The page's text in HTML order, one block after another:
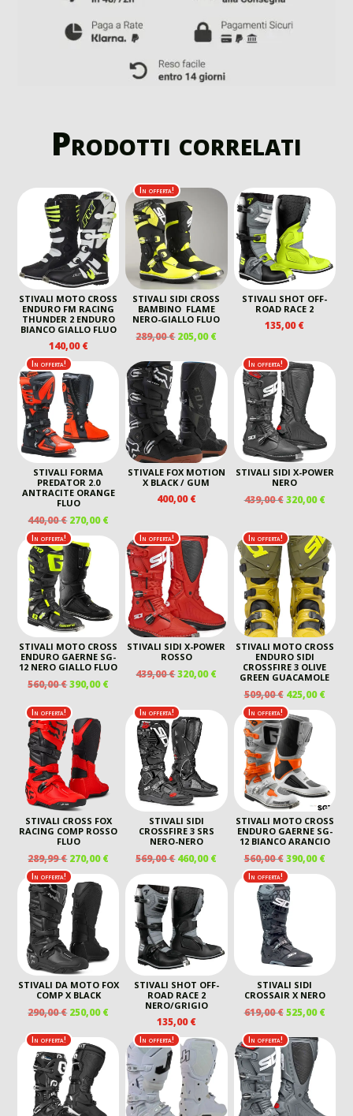
Prodotti correlati
STIVALI MOTO CROSS
ENDURO FM RACING
THUNDER 2 ENDURO
BIANCO GIALLO FLUO
140,00€
In offerta!
STIVALI SIDI CROSS
BAMBINO FLAME
NERO-GIALLO FLUO
289,00€ IL
ORIGINALE
ERA:
289,00 €.
205,00€IL
ATTUALE
È:
205,00 €.
STIVALI SHOT OFF-
ROAD RACE 2
135,00€
In offerta!
STIVALI FORMA
PREDATOR 2.0
ANTRACITE ORANGE
FLUO
440,00€ IL
PREZZO
ORIGINALE
ERA:
440,00 €.
270,00€IL
PREZZO
ATTUALE
270,00 €.
STIVALE FOX MOTION
X BLACK / GUM
400,00€
In offerta!
STIVALI SIDI X-POWER
NERO
439,00€ IL
ERA:
439,00 €.
320,00€IL
È:
In offerta!
STIVALI MOTO CROSS
ENDURO GAERNE SG-
12 NERO GIALLO FLUO
560,00€IL
ORIGINALE
ERA:
560,00 €.
390,00€IL
ATTUALE
390,00 €.
In offerta!
STIVALI SIDI X-POWER
ROSSO
439,00€IL
ERA:
439,00 €.
320,00€IL
ATTUALE
È:
320,00 €.
In offerta!
STIVALI MOTO CROSS
ENDURO SIDI
CROSSFIRE 3 OLIVE
GREEN GUACAMOLE
509,00€ IL
PREZZO
ORIGINALE
ERA:
509,00 €.
425,00€IL
In offerta!
STIVALI CROSS FOX
RACING COMP ROSSO
FLUO
289,99€ IL
PREZZO
ORIGINALE
ERA:
289,99 €.
270,00€IL
PREZZO
ATTUALE
270,00 €.
In offerta!
STIVALI SIDI
CROSSFIRE 3 SRS
NERO-NERO
569,00€ IL
PREZZO
ORIGINALE
ERA:
569,00 €.
460,00€IL
PREZZO
ATTUALE
In offerta!
STIVALI MOTO CROSS
ENDURO GAERNE SG-
12 BIANCO ARANCIO
560,00€ IL
PREZZO
ORIGINALE
ERA:
560,00 €.
390,00€IL
In offerta!
STIVALI DA MOTO FOX
COMP X BLACK
290,00€ IL
ORIGINALE
ERA:
290,00 €.
250,00€IL
ATTUALE
250,00 €.
STIVALI SHOT OFF-
ROAD RACE 2
NERO/GRIGIO
135,00€
In offerta!
STIVALI SIDI
CROSSAIR X NERO
619,00€ IL
ORIGINALE
ERA:
619,00 €.
525,00€IL
In offerta! In offerta! In offerta!